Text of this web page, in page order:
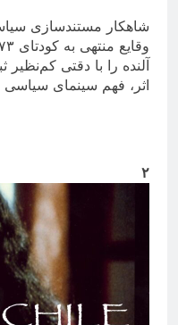
شاهکار مستندسازی
آلنده را با دقتی
اثر، فهم سینمای سیاسی
۲